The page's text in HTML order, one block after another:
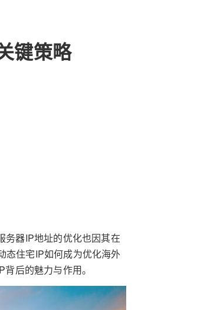
键策略
务器IP地址的优化也因其在
态住宅IP如何成为优化海外
后的魅力与作用。